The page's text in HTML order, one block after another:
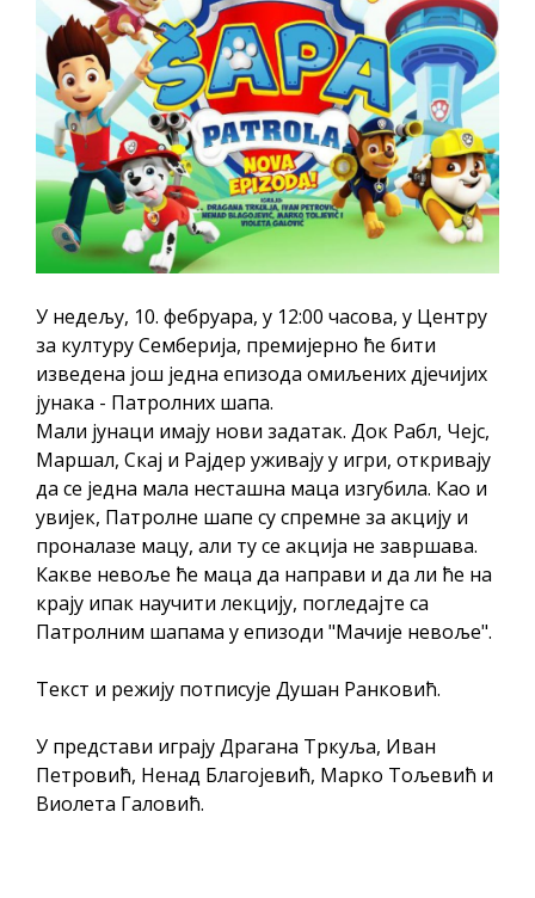
ПРЕЛИМИНАРНA РАНГ ЛИСТA
КАНДИДАТА КОЈИ СУ ОСТВАРИЛИ ПРАВО
НА ГРАДСКИ МЈЕСЕЧНИ БОРАЧКИ
ДОДАТАК ЗА ДЕМОБИЛИСАНЕ БОРЦЕ
ВОЈСКЕ РЕПУБЛИКЕ СРПСКЕ У СТАЊУ
СОЦИЈАЛНЕ ПОТРЕБЕ
Oд 27. јула пријем захтјева за новчану
помоћ за набавку школског прибора
основцима
Обрасци захтјева за регресирано
гориво доступни од 13. марта до 15.
новембра
Захтјев за издавање ПОНОСНЕ КАРТИЦЕ
Обавјештење о забрани саобраћаја 6. и
Обавјештење за предузетника - Вера
Ујић
У недељу, 10. фебруара, у 12:00 часова, у Центру
за културу Семберија, премијерно ће бити
изведена још једна епизода омиљених дјечијих
јунака - Патролних шапа.
Мали јунаци имају нови задатак. Док Рабл, Чејс,
Маршал, Скај и Рајдер уживају у игри, откривају
да се једна мала несташна маца изгубила. Као и
увијек, Патролне шапе су спремне за акцију и
проналазе мацу, али ту се акција не завршава.
Какве невоље ће маца да направи и да ли ће на
крају ипак научити лекцију, погледајте са
Патролним шапама у епизоди "Мачије невоље".
Текст и режију потписује Душан Ранковић.
У представи играју Драгана Тркуља, Иван
Петровић, Ненад Благојевић, Марко Тољевић и
Виолета Галовић.